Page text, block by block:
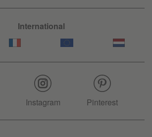
International
Instagram Pinterest